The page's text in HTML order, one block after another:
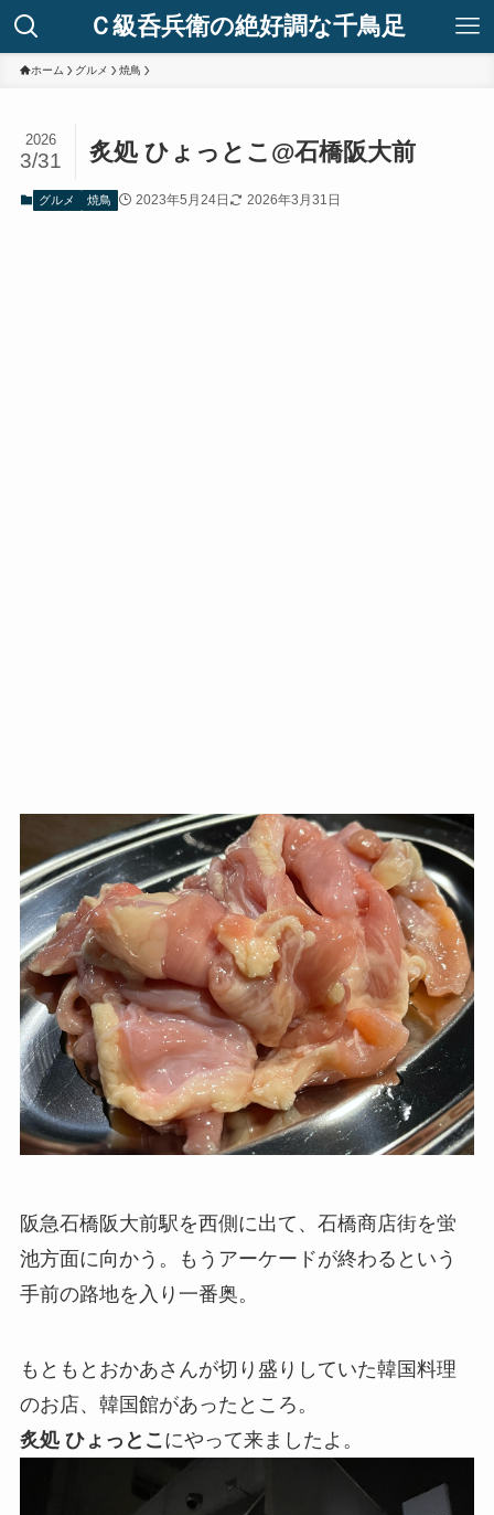
Ｃ級呑兵衛の絶好調な千鳥足
ホーム グルメ 焼鳥
炙処 ひょっとこ@石橋阪大前
2026
3/31
グルメ 焼鳥 2023年5月24日 2026年3月31日
阪急石橋阪大前駅を西側に出て、石橋商店街を蛍
池方面に向かう。もうアーケードが終わるという
手前の路地を入り一番奥。
もともとおかあさんが切り盛りしていた韓国料理
のお店、韓国館があったところ。
炙処 ひょっとこ にやって来ましたよ。